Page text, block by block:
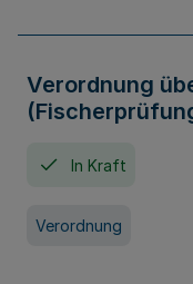
Verordnung
In Kraft
Verordnung